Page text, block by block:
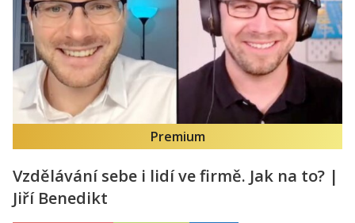
Obchodní podmínky
Hledaná fráze Hledat
Premium
Vzdělávání sebe i lidí ve firmě. Jak na to? |
Jiří Benedikt